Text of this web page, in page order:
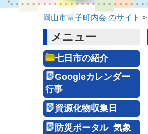
岡山市電子町内会 のサイト >
メニュー
七日市の紹介
Googleカレンダー
行事
資源化物収集日
防災ポータル_気象